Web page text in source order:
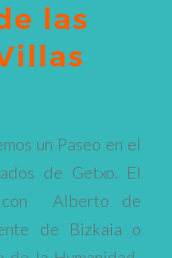
las
un Paseo en el
de Getxo. El
con Alberto de
de Bizkaia o